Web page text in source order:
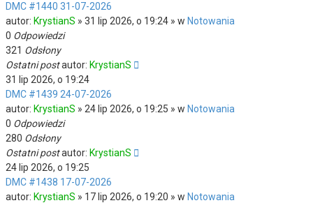
DMC #1440 31-07-2026
autor: KrystianS » 31 lip 2026, o 19:24 » w Notowania
0 Odpowiedzi
321 Odsłony
Ostatni postautor: KrystianS
31 lip 2026, o 19:24
DMC #1439 24-07-2026
autor: KrystianS » 24 lip 2026, o 19:25 » w Notowania
0 Odpowiedzi
280 Odsłony
Ostatni postautor: KrystianS
24 lip 2026, o 19:25
DMC #1438 17-07-2026
autor: KrystianS » 17 lip 2026, o 19:20 » w Notowania